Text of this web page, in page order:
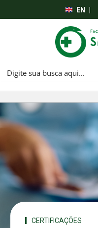
EN
CERTIFICAÇÕES